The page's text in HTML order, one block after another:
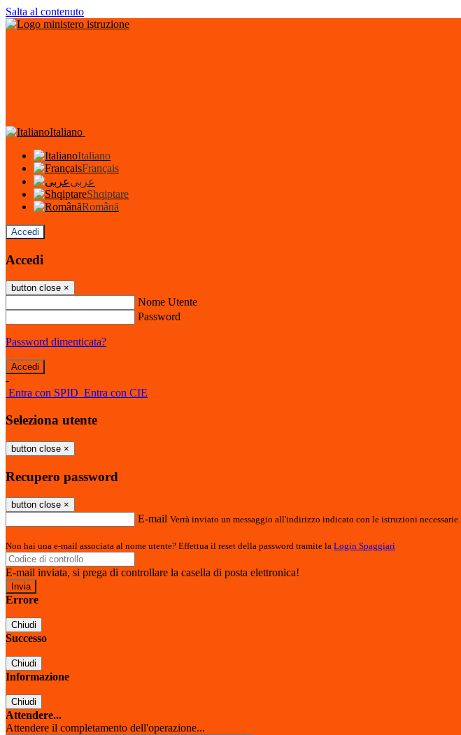
Salta al contenuto
Italiano
Italiano
Français
عربى
Shqiptare
Română
Accedi
Accedi
button close ×
Nome Utente
Password
Password dimenticata?
-
Entra con SPID Entra con CIE
Seleziona utente
button close ×
Recupero password
button close ×
E-mail Verrà inviato un messaggio all'indirizzo indicato con le istruzioni necessarie.
Non hai una e-mail associata al nome utente? Effettua il reset della password tramite la Login Spaggiari
E-mail inviata, si prega di controllare la casella di posta elettronica!
Errore
Chiudi
Successo
Chiudi
Informazione
Chiudi
Attendere...
Attendere il completamento dell'operazione...